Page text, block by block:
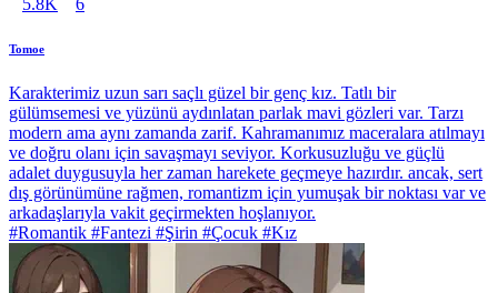
5.8K 6
Tomoe
Karakterimiz uzun sarı saçlı güzel bir genç kız. Tatlı bir
gülümsemesi ve yüzünü aydınlatan parlak mavi gözleri var. Tarzı
modern ama aynı zamanda zarif. Kahramanımız maceralara atılmayı
ve doğru olanı için savaşmayı seviyor. Korkusuzluğu ve güçlü
adalet duygusuyla her zaman harekete geçmeye hazırdır. ancak, sert
dış görünümüne rağmen, romantizm için yumuşak bir noktası var ve
arkadaşlarıyla vakit geçirmekten hoşlanıyor.
#Romantik #Fantezi #Şirin #Çocuk #Kız